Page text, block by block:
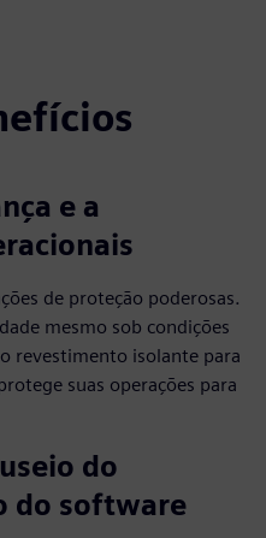
e a
de proteção poderosas.
mesmo sob condições
revestimento isolante para
suas operações para
do
do software